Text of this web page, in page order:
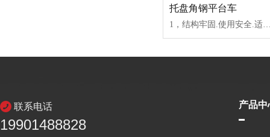
托盘角钢平台车
联系电话
19901488828
产品中